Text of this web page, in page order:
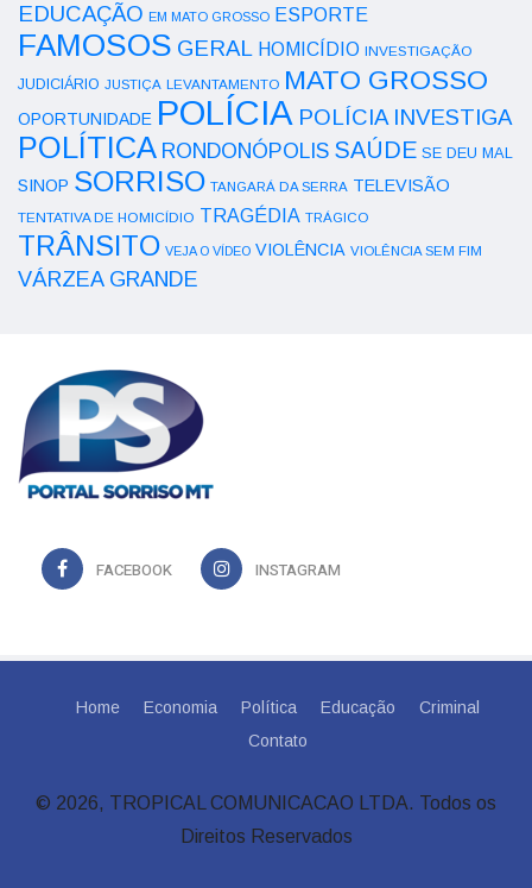
EDUCAÇÃO EM MATO GROSSO ESPORTE
FAMOSOS GERAL HOMICÍDIO INVESTIGAÇÃO
JUDICIÁRIO JUSTIÇA LEVANTAMENTO MATO GROSSO
OPORTUNIDADE POLÍCIA POLÍCIA INVESTIGA
POLÍTICA RONDONÓPOLIS SAÚDE SE DEU MAL
SINOP SORRISO TANGARÁ DA SERRA TELEVISÃO
TENTATIVA DE HOMICÍDIO TRAGÉDIA TRÁGICO
TRÂNSITO VEJA O VÍDEO VIOLÊNCIA VIOLÊNCIA SEM FIM
VÁRZEA GRANDE
FACEBOOK INSTAGRAM
Home Economia Política Educação
Criminal
Contato
© 2026, TROPICAL COMUNICACAO LTDA. Todos os
Direitos Reservados